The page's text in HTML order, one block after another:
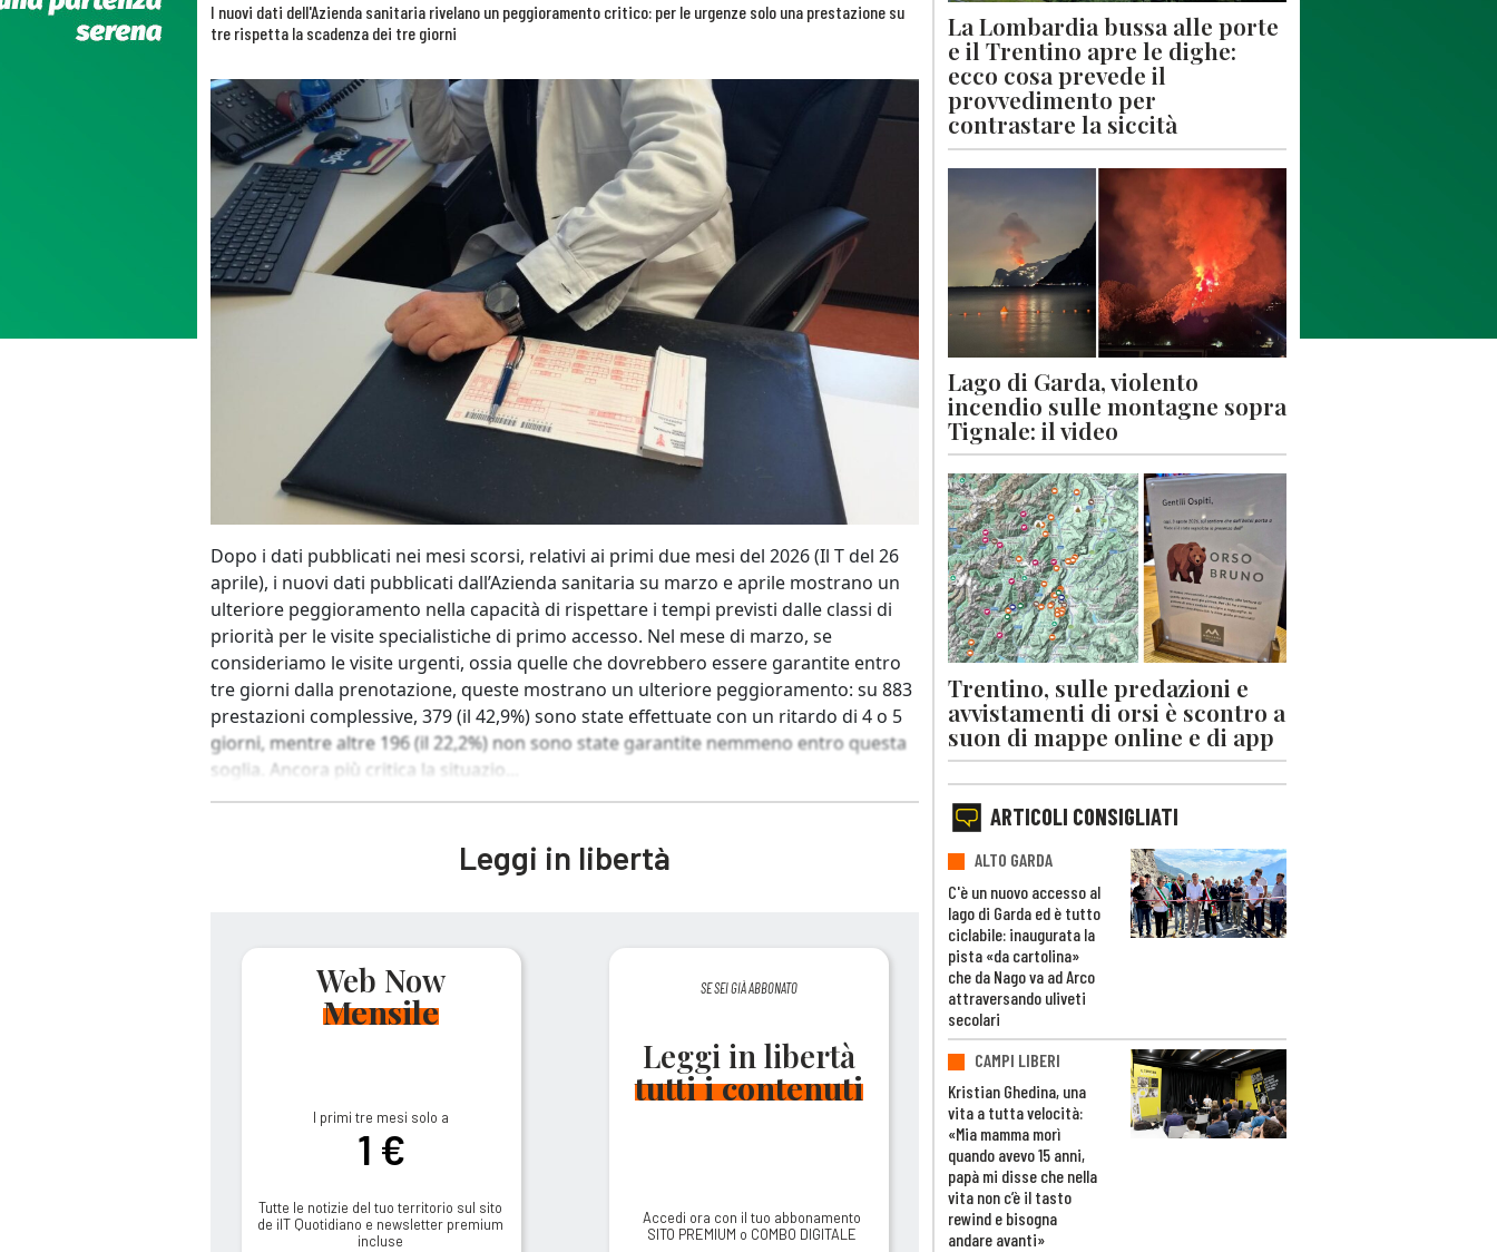
I nuovi dati dell'Azienda sanitaria rivelano un peggioramento critico: per le urgenze solo una prestazione su
tre rispetta la scadenza dei tre giorni
Dopo i dati pubblicati nei mesi scorsi, relativi ai primi due mesi del 2026 (Il T del 26
aprile), i nuovi dati pubblicati dall’Azienda sanitaria su marzo e aprile mostrano un
ulteriore peggioramento nella capacità di rispettare i tempi previsti dalle classi di
priorità per le visite specialistiche di primo accesso. Nel mese di marzo, se
consideriamo le visite urgenti, ossia quelle che dovrebbero essere garantite entro
tre giorni dalla prenotazione, queste mostrano un ulteriore peggioramento: su 883
prestazioni complessive, 379 (il 42,9%) sono state effettuate con un ritardo di 4 o 5
giorni, mentre altre 196 (il 22,2%) non sono state garantite nemmeno entro questa
soglia. Ancora più critica la situazio...
Leggi in libertà
Web Now
Mensile
I primi tre mesi solo a
1 €
Tutte le notizie del tuo territorio sul sito
de ilT Quotidiano e newsletter premium
incluse
SE SEI GIÀ ABBONATO
Leggi in libertà
tutti i contenuti
Accedi ora con il tuo abbonamento
SITO PREMIUM o COMBO DIGITALE
La Lombardia bussa alle porte
e il Trentino apre le dighe:
ecco cosa prevede il
provvedimento per
contrastare la siccità
Lago di Garda, violento
incendio sulle montagne sopra
Tignale: il video
Trentino, sulle predazioni e
avvistamenti di orsi è scontro a
suon di mappe online e di app
ARTICOLI CONSIGLIATI
ALTO GARDA
C'è un nuovo accesso al
lago di Garda ed è tutto
ciclabile: inaugurata la
pista «da cartolina»
che da Nago va ad Arco
attraversando uliveti
secolari
CAMPI LIBERI
Kristian Ghedina, una
vita a tutta velocità:
«Mia mamma morì
quando avevo 15 anni,
papà mi disse che nella
vita non c’è il tasto
rewind e bisogna
andare avanti»